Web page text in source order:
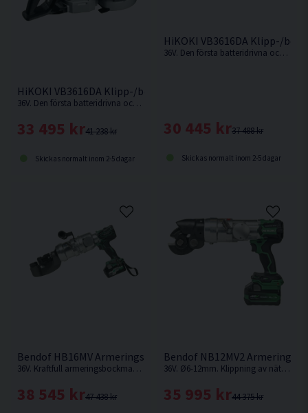
HiKOKI VB3616DA Klipp-/bockmaskin 36V (2x2,5Ah)
36V. Den första batteridrivna och sladdlösa klipp- och bockmaskinen på marknaden.
41 238 kr
33 495 kr
Skickas normalt inom 2-5 dagar
HiKOKI VB3616DA Klipp-/
36V. Den första batteridrivna och sladdlösa klipp- och bockmaskinen på marknaden. Levereras utan batteri och laddare.
37 488 kr
30 445 kr
Skickas normalt inom 2-5 dagar
Bendof HB16MV Armeringsbockmaskin 36V (2x2,5Ah)
36V. Kraftfull armeringsbockmaskin med kolborstfri motor och MULTI VOLT batteriteknik.
47 438 kr
38 545 kr
Bendof NB12MV2
36V. Ø6-12mm. Klippning av nät och armeringsjärn KS500 upp till Ø12 mm.
44 375 kr
35 995 kr